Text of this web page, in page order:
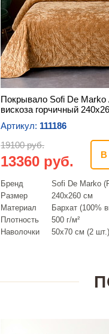
Покрывало Sofi De
вискоза горчичный
Артикул: 111186
19100 руб.
13360 руб. В
Бренд
Sofi De Marko
Размер
240х260 см
Материал
Бархат (100%
Плотность
500 г/м²
Наволочки
50х70 см (2 шт.)